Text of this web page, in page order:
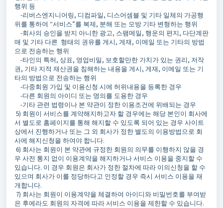
행위 등
-리버스엔지니어링, 디컴파일, 디스어셈블 및 기타 일체의 가공행
위를 통하여 “서비스”를 복제, 분해 또는 모방 기타 변형하는 행위
-회사의 승인을 받지 아니한 광고, 스팸메일, 행운의 편지, 다단계판
매 및 기타 다른 형태의 권유를 게시, 게재, 이메일 또는 기타의 방법
으로 전송하는 행위
-타인의 특허, 상표, 영업비밀, 보호할만한 가치가 있는 권리, 저작
권, 기타 지적 재산권을 침해하는 내용을 게시, 게재, 이메일 또는 기
타의 방법으로 전송하는 행위
-다중회원 가입 및 이용신청 시에 허위내용을 등록한 경우
-다른 회원의 아이디 또는 명의를 도용한 경우
-기타 관련 법령이나 본 약관이 정한 이용조건에 위배되는 경우
5) 회원이 서비스를 계약해지하고자 할 경우에는 해당 본인이 회사에
서 별도로 홈페이지를 통해 해지할 수 있도록 되어 있는 경우 사이트
상에서 진행하거나 또는 그 외 회사가 정한 별도의 이용방법으로 회
사에 해지신청을 하여야 합니다.
6) 회사는 회원이 본 약관에 규정한 회원의 의무를 이행하지 않을 경
우 사전 통지 없이 이용계약을 해지하거나 서비스 이용을 중지할 수
있습니다. 이 경우 회원은 회사가 정한 절차에 따라 이의신청을 할 수
있으며 회사가 이를 정당하다고 인정할 경우 즉시 서비스 이용을 재
개합니다.
7) 회사는 회원이 이용계약을 체결하여 아이디와 비밀번호를 부여받
은 후에라도 회원의 자격에 따라 서비스 이용을 제한할 수 있습니다.